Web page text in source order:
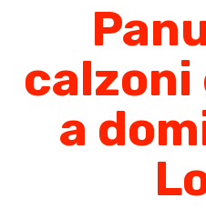
calzoni
a